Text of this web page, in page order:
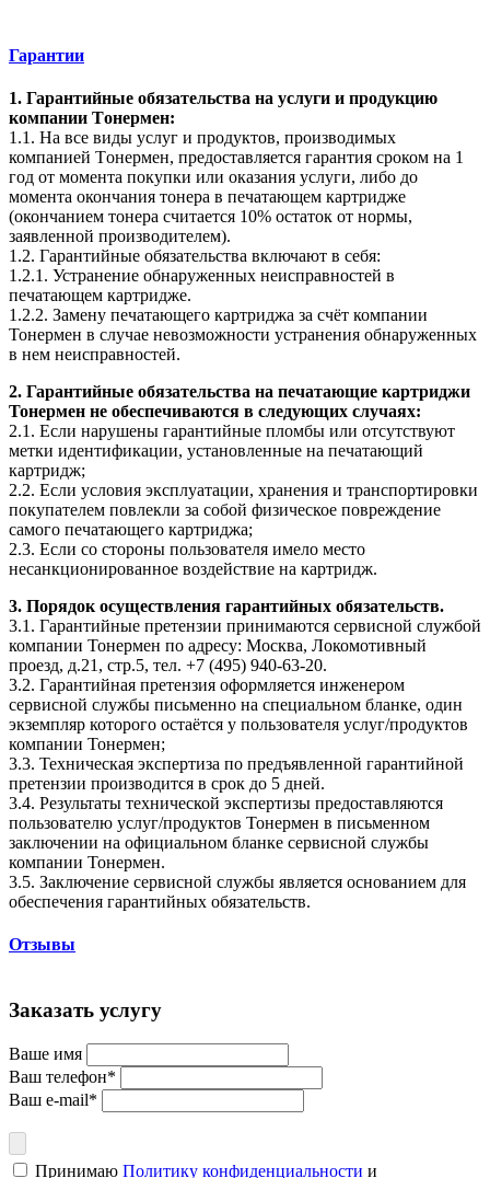
Гарантии
1. Гарантийные обязательства на услуги и продукцию
компании Tонермен:
1.1. На все виды услуг и продуктов, производимых
компанией Tонермен, предоставляется гарантия сроком на 1
год от момента покупки или оказания услуги, либо до
момента окончания тонера в печатающем картридже
(окончанием тонера считается 10% остаток от нормы,
заявленной производителем).
1.2. Гарантийные обязательства включают в себя:
1.2.1. Устранение обнаруженных неисправностей в
печатающем картридже.
1.2.2. Замену печатающего картриджа за счёт компании
Тонермен в случае невозможности устранения обнаруженных
в нем неисправностей.
2. Гарантийные обязательства на печатающие картриджи
Тонермен не обеспечиваются в следующих случаях:
2.1. Если нарушены гарантийные пломбы или отсутствуют
метки идентификации, установленные на печатающий
картридж;
2.2. Если условия эксплуатации, хранения и транспортировки
покупателем повлекли за собой физическое повреждение
самого печатающего картриджа;
2.3. Если со стороны пользователя имело место
несанкционированное воздействие на картридж.
3. Порядок осуществления гарантийных обязательств.
3.1. Гарантийные претензии принимаются сервисной службой
компании Тонермен по адресу: Москва, Локомотивный
проезд, д.21, стр.5, тел. +7 (495) 940-63-20.
3.2. Гарантийная претензия оформляется инженером
сервисной службы письменно на специальном бланке, один
экземпляр которого остаётся у пользователя услуг/продуктов
компании Тонермен;
3.3. Техническая экспертиза по предъявленной гарантийной
претензии производится в срок до 5 дней.
3.4. Результаты технической экспертизы предоставляются
пользователю услуг/продуктов Тонермен в письменном
заключении на официальном бланке сервисной службы
компании Тонермен.
3.5. Заключение сервисной службы является основанием для
обеспечения гарантийных обязательств.
Отзывы
Заказать услугу
Ваше имя
Ваш телефон*
Ваш e-mail*
Принимаю Политику конфиденциальности и